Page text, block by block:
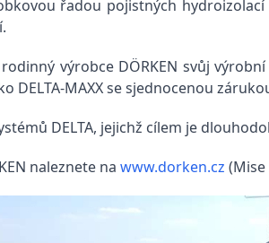
řadou pojistných hydroizolací
výrobce DÖRKEN svůj
DELTA-MAXX se sjednocenou
DELTA, jejichž cílem je
naleznete na www.dorken.cz (Mise